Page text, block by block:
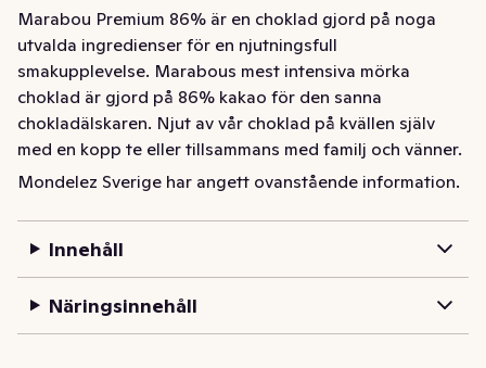
Marabou Premium 86% är en choklad gjord på noga
utvalda ingredienser för en njutningsfull
smakupplevelse. Marabous mest intensiva mörka
choklad är gjord på 86% kakao för den sanna
chokladälskaren. Njut av vår choklad på kvällen själv
med en kopp te eller tillsammans med familj och vänner.
Genom Cocoa Life, vårt program för en hållbar
odlas på rätt sätt, för att skydda planeten och
respektera mänskliga rättigheter i vår värdekedja. Läs
mer om Cocoa Life här www.cocoalife.org.
Marabou Premium 86% är en choklad gjord på noga
utvalda ingredienser för en njutningsfull
Mondelez Sverige har angett ovanstående information.
Innehåll
Näringsinnehåll